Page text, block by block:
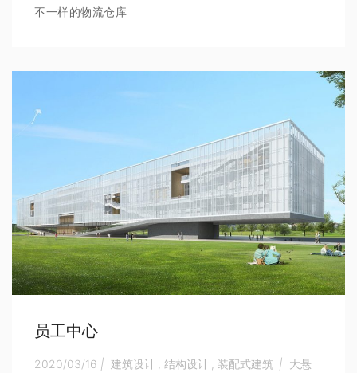
不一样的物流仓库
员工中心
2020/03/16 | 建筑设计 结构设计 装配式建筑 | 大悬